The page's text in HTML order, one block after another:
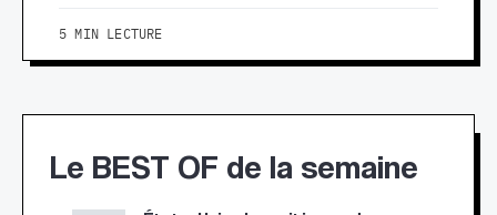
5 MIN LECTURE
Le BEST OF de la semaine